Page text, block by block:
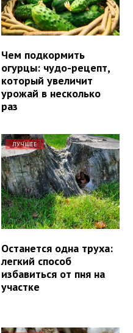
Чем подкормить
огурцы: чудо-рецепт,
который увеличит
урожай в несколько
раз
ЛУЧШЕЕ
Останется одна труха:
легкий способ
избавиться от пня на
участке